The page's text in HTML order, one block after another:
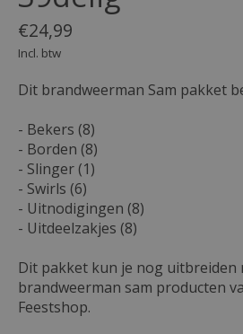
€24,99
Incl. btw
Dit brandweerman Sam pakket
- Bekers (8)
- Borden (8)
- Slinger (1)
- Swirls (6)
- Uitnodigingen (8)
- Uitdeelzakjes (8)
Dit pakket kun je nog uitbreiden
brandweerman sam producten
Feestshop.